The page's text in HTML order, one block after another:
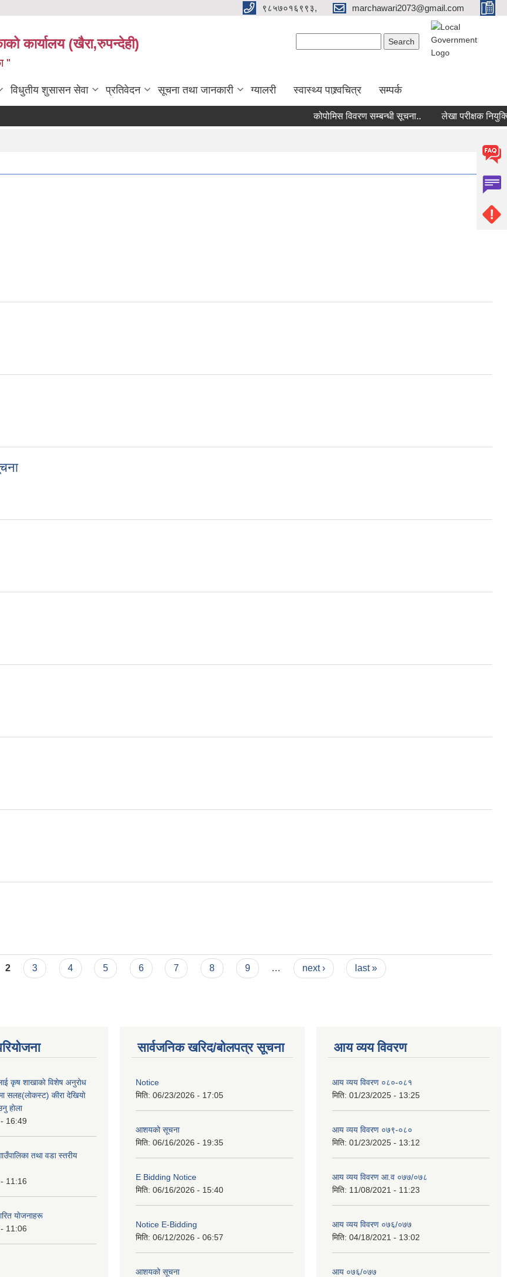
९८५७०१६९९३, marchawari2073@gmail.com
कार्यालय (खैरा,रुपन्देही)
"
विधुतीय शुसासन सेवा प्रतिवेदन सूचना तथा जानकारी ग्यालरी स्वास्थ्य पाश्र्वचित्र सम्पर्क
कोपोमिस विवरण सम्बन्धी सूचना.. लेखा परीक्षक
2 3 4 5 6 7 8 9 … next › last »
कृष शाखाकाे विशेष अनुराेध
सलह(लाेकस्ट) कीरा देखियाे
हाेला
16:49
तथा वडा स्तरीय
11:16
याेजनाहरू
11:06
सार्वजनिक खरिद/बोलपत्र सूचना
Notice
मिति: 06/23/2026 - 17:05
आशयको सूचना
मिति: 06/16/2026 - 19:35
E Bidding Notice
मिति: 06/16/2026 - 15:40
Notice E-Bidding
मिति: 06/12/2026 - 06:57
आशयको सूचना
आय व्यय विवरण
आय व्यय विवरण ०८०-०८१
मिति: 01/23/2025 - 13:25
आय व्यय विवरण ०७९-०८०
मिति: 01/23/2025 - 13:12
आय व्यय विवरण आ.व ०७७/०७८
मिति: 11/08/2021 - 11:23
आय व्यय विवरण ०७६/०७७
मिति: 04/18/2021 - 13:02
आय ०७६/०७७